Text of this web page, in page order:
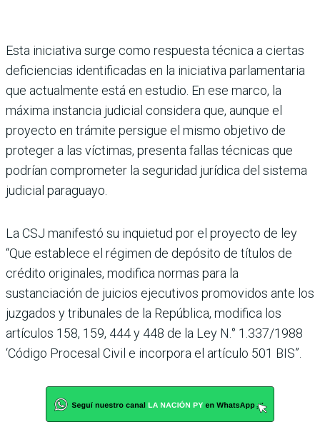
Esta iniciativa surge como respuesta técnica a ciertas
deficiencias identificadas en la iniciativa parlamentaria
que actualmente está en estu­dio. En ese marco, la
máxima instancia judicial considera que, aunque el
proyecto en trámite persigue el mismo objetivo de
proteger a las víc­timas, presenta fallas técni­cas que
podrían comprome­ter la seguridad jurídica del sistema
judicial paraguayo.
La CSJ manifestó su inquie­tud por el proyecto de ley
“Que establece el régimen de depósito de títulos de
crédito originales, modifica normas para la
sustanciación de jui­cios ejecutivos promovidos ante los
juzgados y tribuna­les de la República, modifica los
artículos 158, 159, 444 y 448 de la Ley N.° 1.337/1988
‘Código Procesal Civil e incorpora el artículo 501 BIS”.